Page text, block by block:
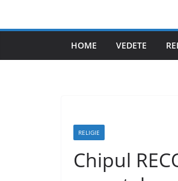
HOME VEDETE
RELIGIE
Chipul